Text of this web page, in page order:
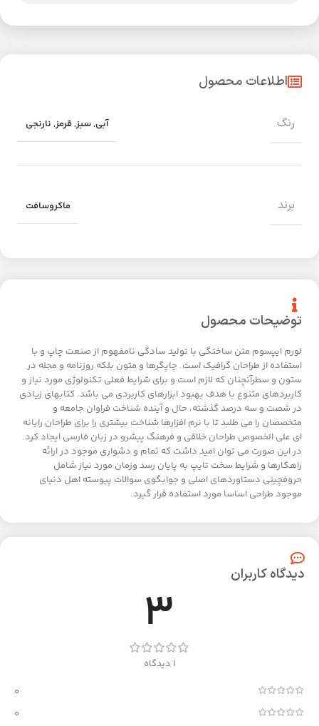
توضیحات محصول
لورم ایپسوم متن ساختگی با تولید سادگی نامفهوم از صنعت چاپ و با
استفاده از طراحان گرافیک است. چاپگرها و متون بلکه روزنامه و مجله در
ستون و سطرآنچنان که لازم است و برای شرایط فعلی تکنولوژی مورد نیاز و
کاربردهای متنوع با هدف بهبود ابزارهای کاربردی می باشد. کتابهای زیادی
در شصت و سه درصد گذشته، حال و آینده شناخت فراوان جامعه و
متخصصان را می طلبد تا با نرم افزارها شناخت بیشتری را برای طراحان رایانه
ای علی الخصوص طراحان خلاقی و فرهنگ پیشرو در زبان فارسی ایجاد کرد.
در این صورت می توان امید داشت که تمام و دشواری موجود در ارائه
راهکارها و شرایط سخت تایپ به پایان رسد وزمان مورد نیاز شامل
حروفچینی دستاوردهای اصلی و جوابگوی سوالات پیوسته اهل دنیای
موجود طراحی اساسا مورد استفاده قرار گیرد.
اطلاعات محصول
رنگ آبی,سبز,قرمز, نارنجی
برند ماکروسافت
دیدگاه کاربران
3
1 دیدگاه
0
0